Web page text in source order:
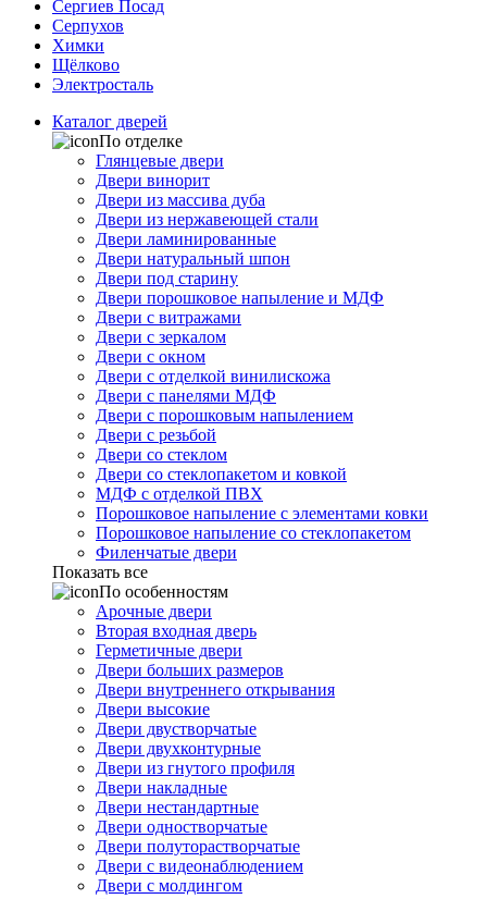
Сергиев Посад
Серпухов
Химки
Щёлково
Электросталь
Каталог дверей
По отделке
Глянцевые двери
Двери винорит
Двери из массива дуба
Двери из нержавеющей стали
Двери ламинированные
Двери натуральный шпон
Двери под старину
Двери порошковое напыление и МДФ
Двери с витражами
Двери с зеркалом
Двери с окном
Двери с отделкой винилискожа
Двери с панелями МДФ
Двери с порошковым напылением
Двери с резьбой
Двери со стеклом
Двери со стеклопакетом и ковкой
МДФ с отделкой ПВХ
Порошковое напыление с элементами ковки
Порошковое напыление со стеклопакетом
Филенчатые двери
Показать все
По особенностям
Арочные двери
Вторая входная дверь
Герметичные двери
Двери больших размеров
Двери внутреннего открывания
Двери высокие
Двери двустворчатые
Двери двухконтурные
Двери из гнутого профиля
Двери накладные
Двери нестандартные
Двери одностворчатые
Двери полуторастворчатые
Двери с видеонаблюдением
Двери с молдингом